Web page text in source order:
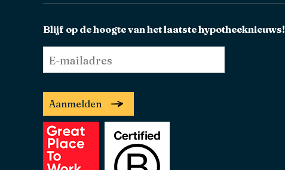
Blijf op de hoogte van het laatste hypotheeknieuws!
E-
mailadres *
Aanmelden